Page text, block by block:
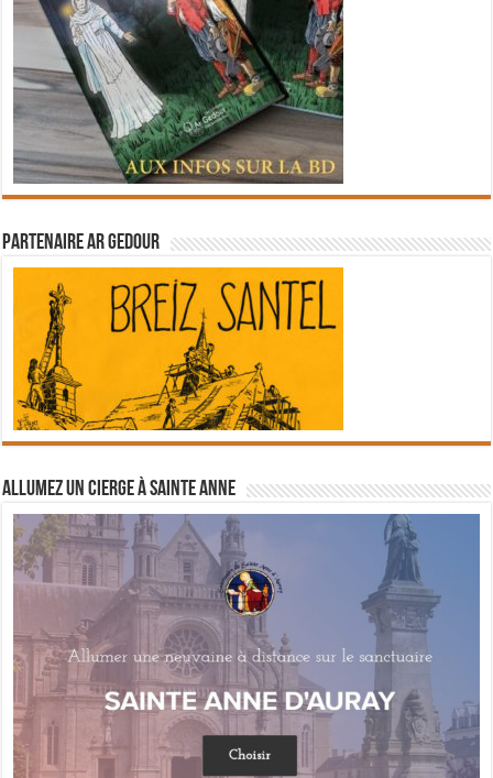
Partenaire Ar Gedour
Allumez un cierge à Sainte Anne